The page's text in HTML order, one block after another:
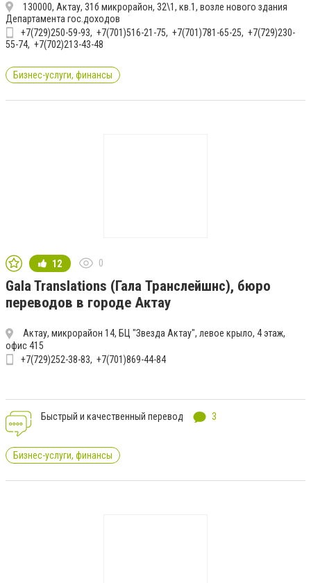
130000, Актау, 31б микрорайон, 32\1, кв.1, возле нового здания
Департамента гос.доходов
+7(729)250-59-93
+7(701)516-21-75 +7(701)781-65-25
+7(729)230-
55-74 +7(702)213-43-48
Бизнес-услуги, финансы
12 0
Gala Translations (Гала Транслейшнс), бюро
переводов в городе Актау
Актау, микрорайон 14, БЦ "Звезда Актау", левое крыло, 4 этаж,
офис 415
+7(729)252-38-83
+7(701)869-44-84
Быстрый и качественный перевод 3
Бизнес-услуги, финансы